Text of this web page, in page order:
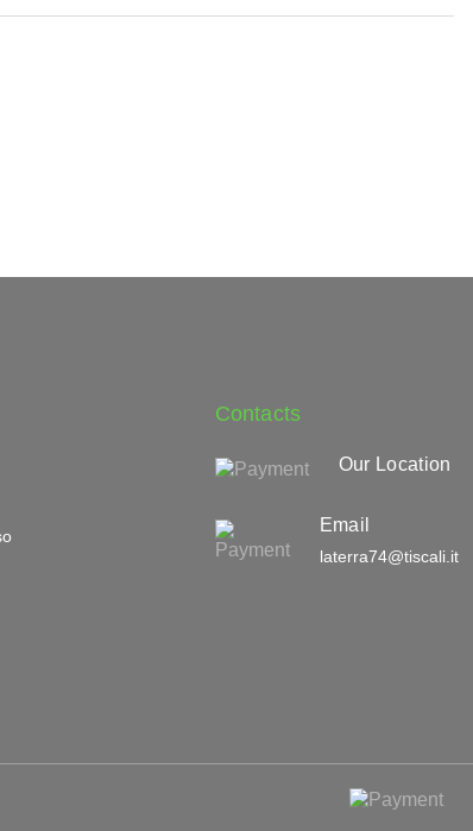
Contacts
Our Location
Email
laterra74@tiscali.it